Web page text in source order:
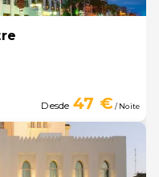
Desde 47 €/ Noite